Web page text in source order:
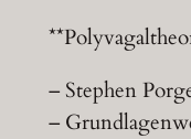
– Stephen
–